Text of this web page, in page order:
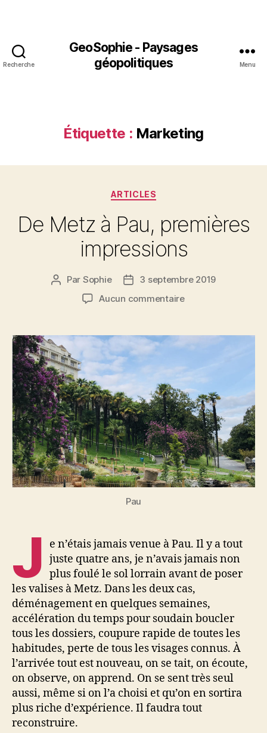
Recherche
GeoSophie - Paysages
géopolitiques
Menu
Étiquette : Marketing
Catégories
ARTICLES
De Metz à Pau, premières
impressions
Auteur
l’article
Par Sophie
Date3 septembre 2019
Aucun commentairesur
à
Pau,
impressions
Pau
J
e n’étais jamais venue à Pau. Il y a tout
juste quatre ans, je n’avais jamais non
plus foulé le sol lorrain avant de poser
les valises à Metz. Dans les deux cas,
déménagement en quelques semaines,
accélération du temps pour soudain boucler
tous les dossiers, coupure rapide de toutes les
habitudes, perte de tous les visages connus. À
l’arrivée tout est nouveau, on se tait, on écoute,
on observe, on apprend. On se sent très seul
aussi, même si on l’a choisi et qu’on en sortira
plus riche d’expérience. Il faudra tout
reconstruire.